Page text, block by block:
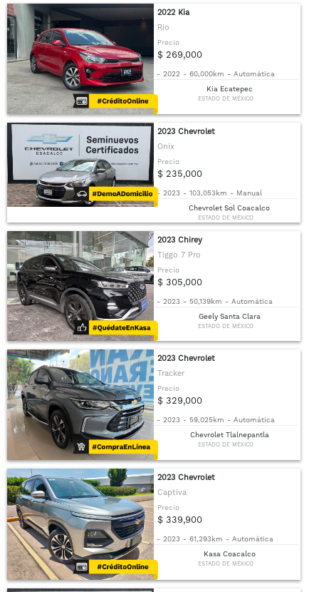
2022 Kia
Rio
Precio
$ 269,000
- 2022 - 60,000km - Automática
Kia Ecatepec
ESTADO DE MÉXICO
2023 Chevrolet
Onix
Precio
$ 235,000
- 2023 - 103,053km - Manual
Chevrolet Sol Coacalco
ESTADO DE MÉXICO
2023 Chirey
Tiggo 7 Pro
Precio
$ 305,000
- 2023 - 50,139km - Automática
Geely Santa Clara
ESTADO DE MÉXICO
2023 Chevrolet
Tracker
Precio
$ 329,000
- 2023 - 59,025km - Automática
Chevrolet Tlalnepantla
ESTADO DE MÉXICO
2023 Chevrolet
Captiva
Precio
$ 339,900
- 2023 - 61,293km - Automática
Kasa Coacalco
ESTADO DE MÉXICO